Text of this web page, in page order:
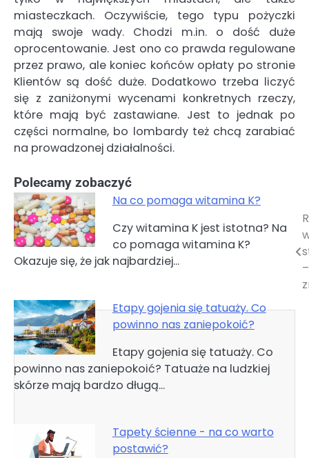
miasteczkach. Oczywiście, tego typu pożyczki
mają swoje wady. Chodzi m.in. o dość duże
oprocentowanie. Jest ono co prawda regulowane
przez prawo, ale koniec końców opłaty po stronie
Klientów są dość duże. Dodatkowo trzeba liczyć
się z zaniżonymi wycenami konkretnych rzeczy,
które mają być zastawiane. Jest to jednak po
części normalne, bo lombardy też chcą zarabiać
na prowadzonej działalności.
Polecamy zobaczyć
Na co pomaga witamina K?
Czy witamina K jest istotna? Na
co pomaga witamina K?
Okazuje się, że jak najbardziej…
Etapy gojenia się tatuaży. Co
powinno nas zaniepokoić?
Etapy gojenia się tatuaży. Co
powinno nas zaniepokoić? Tatuaże na ludzkiej
skórze mają bardzo długą…
Tapety ścienne - na co warto
postawić?
Nawigacja
wpisu